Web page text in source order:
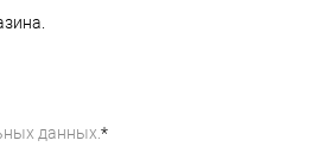
клик
данных.*